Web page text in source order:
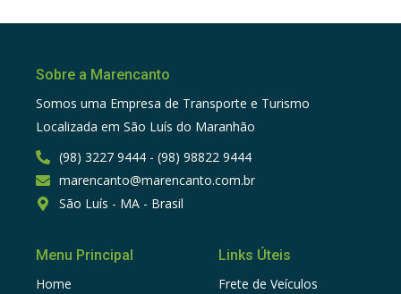
Sobre a Marencanto
Somos uma Empresa de Transporte e Turismo
Localizada em São Luís do Maranhão
(98) 3227 9444 - (98) 98822 9444
marencanto@marencanto.com.br
São Luís - MA - Brasil
Menu Principal
Home
Links Úteis
Frete de Veículos